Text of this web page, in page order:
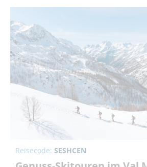
Reisecode: SESHCEN